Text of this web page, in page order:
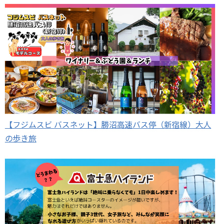
【フジムスビ バスネット】勝沼高速バス停（新宿線）大人
の歩き旅